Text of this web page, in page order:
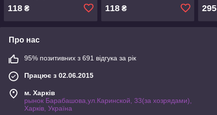
118 ₴ 118₴ 295
Про нас
95% позитивних з 691 відгука за рік
Працює з 02.06.2015
м. Харків
рынок Барабашова,ул.Каринской, 33(за хозрядами),
Харків, Україна